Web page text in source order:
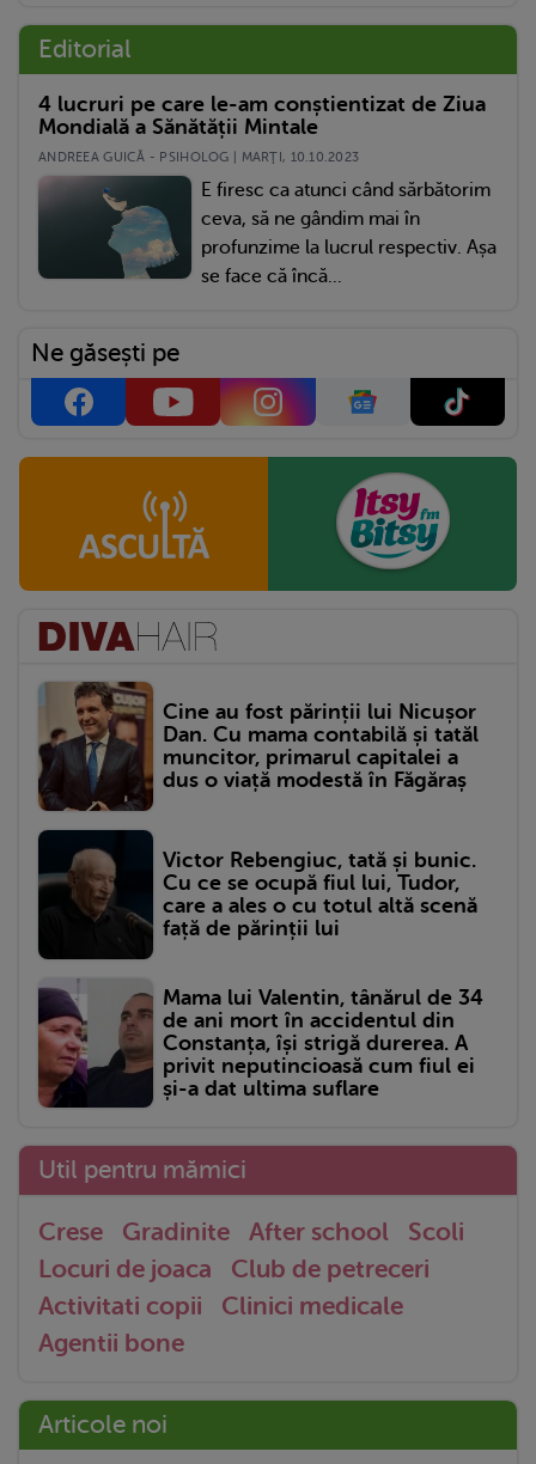
Editorial
4 lucruri pe care le-am conștientizat de Ziua
Mondială a Sănătății Mintale
ANDREEA GUICĂ - PSIHOLOG | MARŢI, 10.10.2023
E firesc ca atunci când sărbătorim
ceva, să ne gândim mai în
profunzime la lucrul respectiv. Așa
se face că încă...
Ne găsești pe
Cine au fost părinții lui Nicușor
Dan. Cu mama contabilă și tatăl
muncitor, primarul capitalei a
dus o viață modestă în Făgăraș
Victor Rebengiuc, tată și bunic.
Cu ce se ocupă fiul lui, Tudor,
care a ales o cu totul altă scenă
față de părinții lui
Mama lui Valentin, tânărul de 34
de ani mort în accidentul din
Constanța, își strigă durerea. A
privit neputincioasă cum fiul ei
și-a dat ultima suflare
Util pentru mămici
Crese Gradinite After school
Scoli
Locuri de joaca
Club de petreceri
Activitati copii
Clinici medicale
Agentii bone
Articole noi